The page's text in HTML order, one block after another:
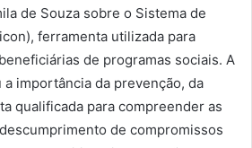
de Souza sobre o Sistema de
ferramenta utilizada para
de programas sociais. A
importância da prevenção, da
qualificada para compreender as
de compromissos